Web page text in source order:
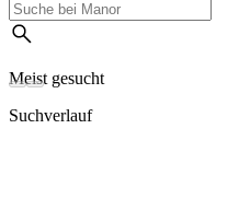
Meist gesucht
Suchverlauf